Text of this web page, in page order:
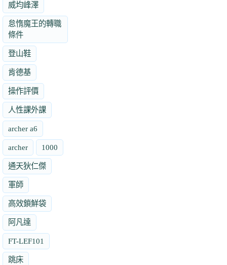
威均峰澤
怠惰魔王的轉職
條件
登山鞋
肯德基
操作評價
人性課外課
archer a6
archer 1000
通天狄仁傑
軍師
高效鎖鮮袋
阿凡達
FT-LEF101
跳床